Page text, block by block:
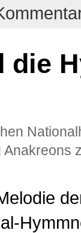
die